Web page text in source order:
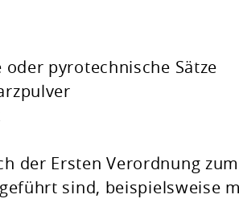
pyrotechnische Sätze
der Ersten Verordnung zum
sind, beispielsweise